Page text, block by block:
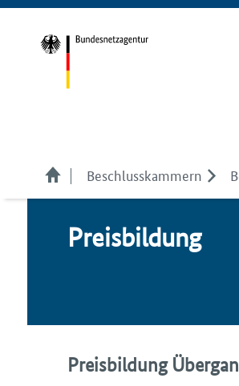
Beschlusskammern
Preis­bil­dung
Preisbildung